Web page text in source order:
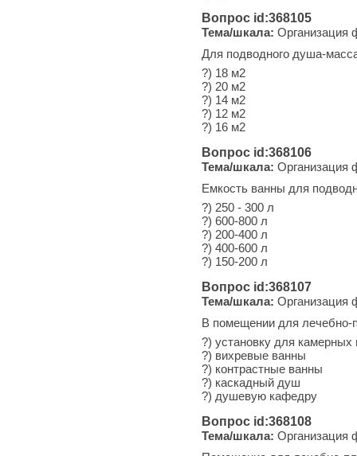
Вопрос id:368105
Тема/шкала: Организация
Для подводного душа-
?) 18 м2
?) 20 м2
?) 14 м2
?) 12 м2
?) 16 м2
Вопрос id:368106
Тема/шкала: Организация
Емкость ванны для
?) 250 - 300 л
?) 600-800 л
?) 200-400 л
?) 400-600 л
?) 150-200 л
Вопрос id:368107
Тема/шкала: Организация
В помещении для лечебно-
?) установку для камерных
?) вихревые ванны
?) контрастные ванны
?) каскадный душ
?) душевую кафедру
Вопрос id:368108
Тема/шкала: Организация